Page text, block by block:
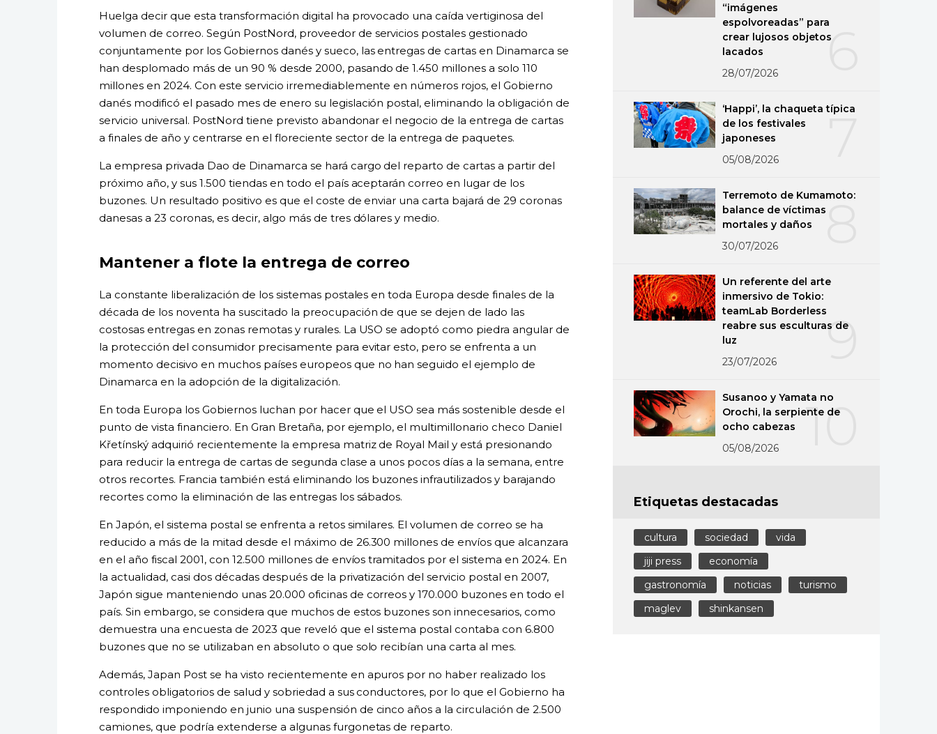
Huelga decir que esta transformación digital ha provocado una caída vertiginosa del
volumen de correo. Según PostNord, proveedor de servicios postales gestionado
conjuntamente por los Gobiernos danés y sueco, las entregas de cartas en Dinamarca se
han desplomado más de un 90 % desde 2000, pasando de 1.450 millones a solo 110
millones en 2024. Con este servicio irremediablemente en números rojos, el Gobierno
danés modificó el pasado mes de enero su legislación postal, eliminando la obligación de
servicio universal. PostNord tiene previsto abandonar el negocio de la entrega de cartas
a finales de año y centrarse en el floreciente sector de la entrega de paquetes.
La empresa privada Dao de Dinamarca se hará cargo del reparto de cartas a partir del
próximo año, y sus 1.500 tiendas en todo el país aceptarán correo en lugar de los
buzones. Un resultado positivo es que el coste de enviar una carta bajará de 29 coronas
danesas a 23 coronas, es decir, algo más de tres dólares y medio.
Mantener a flote la entrega de correo
La constante liberalización de los sistemas postales en toda Europa desde finales de la
década de los noventa ha suscitado la preocupación de que se dejen de lado las
costosas entregas en zonas remotas y rurales. La USO se adoptó como piedra angular de
la protección del consumidor precisamente para evitar esto, pero se enfrenta a un
momento decisivo en muchos países europeos que no han seguido el ejemplo de
Dinamarca en la adopción de la digitalización.
En toda Europa los Gobiernos luchan por hacer que el USO sea más sostenible desde el
punto de vista financiero. En Gran Bretaña, por ejemplo, el multimillonario checo Daniel
Křetínský adquirió recientemente la empresa matriz de Royal Mail y está presionando
para reducir la entrega de cartas de segunda clase a unos pocos días a la semana, entre
otros recortes. Francia también está eliminando los buzones infrautilizados y barajando
recortes como la eliminación de las entregas los sábados.
En Japón, el sistema postal se enfrenta a retos similares. El volumen de correo se ha
reducido a más de la mitad desde el máximo de 26.300 millones de envíos que alcanzara
en el año fiscal 2001, con 12.500 millones de envíos tramitados por el sistema en 2024. En
la actualidad, casi dos décadas después de la privatización del servicio postal en 2007,
Japón sigue manteniendo unas 20.000 oficinas de correos y 170.000 buzones en todo el
país. Sin embargo, se considera que muchos de estos buzones son innecesarios, como
demuestra una encuesta de 2023 que reveló que el sistema postal contaba con 6.800
buzones que no se utilizaban en absoluto o que solo recibían una carta al mes.
Además, Japan Post se ha visto recientemente en apuros por no haber realizado los
controles obligatorios de salud y sobriedad a sus conductores, por lo que el Gobierno ha
respondido imponiendo en junio una suspensión de cinco años a la circulación de 2.500
camiones, que podría extenderse a algunas furgonetas de reparto.
6
“imágenes
espolvoreadas” para
crear lujosos objetos
lacados
28/07/2026
7
‘Happi’, la chaqueta típica
de los festivales
japoneses
05/08/2026
8
Terremoto de Kumamoto:
balance de víctimas
mortales y daños
30/07/2026
9
Un referente del arte
inmersivo de Tokio:
teamLab Borderless
reabre sus esculturas de
luz
23/07/2026
10
Susanoo y Yamata no
Orochi, la serpiente de
ocho cabezas
05/08/2026
Etiquetas destacadas
cultura sociedad
vida
jiji press
economía
gastronomía
noticias
turismo
maglev
shinkansen